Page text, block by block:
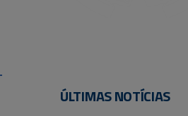
ÚLTIMAS NOTÍCIAS